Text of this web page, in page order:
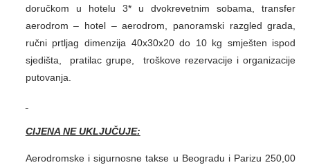
doručkom u hotelu 3* u dvokrevetnim sobama, transfer
aerodrom – hotel – aerodrom, panoramski razgled grada,
ručni prtljag dimenzija 40x30x20 do 10 kg smješten ispod
sjedišta, pratilac grupe, troškove rezervacije i organizacije
putovanja.
CIJENA NE UKLJUČUJE:
Aerodromske i sigurnosne takse u Beogradu i Parizu 250,00